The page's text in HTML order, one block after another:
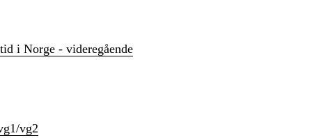
i Norge - videregående
vg2